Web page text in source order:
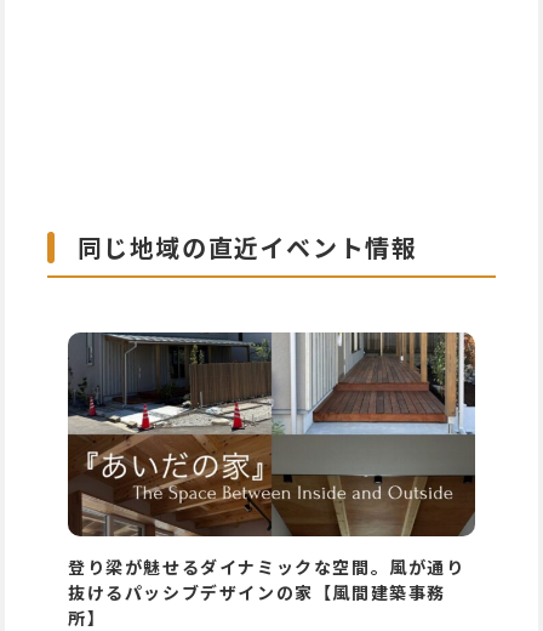
同じ地域の直近イベント情報
登り梁が魅せるダイナミックな空間。風が通り
抜けるパッシブデザインの家【風間建築事務
所】